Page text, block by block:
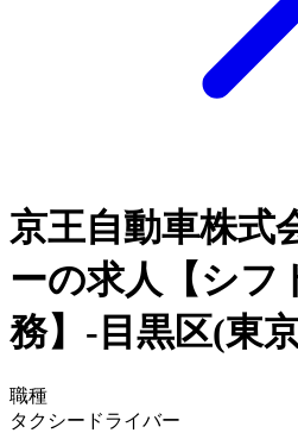
京王自動車株式
ーの求人【シフ
務】-目黒区(東
職種
タクシードライバー